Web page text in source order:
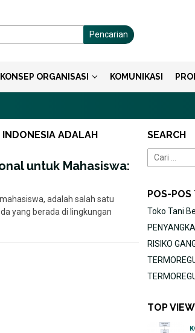
Pencarian
KONSEP ORGANISASI KOMUNIKASI
ADALAH
untuk Mahasiswa:
adalah salah satu
yang berada di lingkungan
SEARCH
Cari
untuk:
POS-POS
Toko Tani
RISIKO
TOP